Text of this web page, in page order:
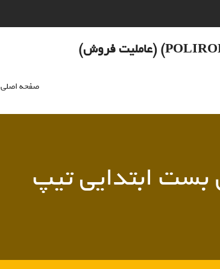
صفحه اصلی
ابتدایی تیپ